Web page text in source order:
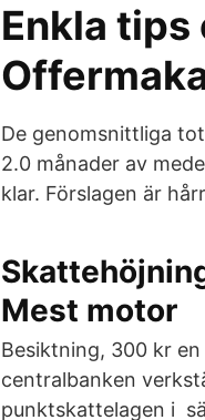
Enkla
De genomsnittliga
2.0 månader av
klar. Förslagen är
Mest motor
Besiktning, 300 kr
centralbanken
punktskattelagen i